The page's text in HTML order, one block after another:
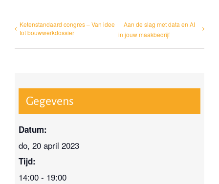
Ketenstandaard congres – Van idee
tot bouwwerkdossier
Aan de slag met data en AI
in jouw maakbedrijf
Gegevens
Datum:
do, 20 april 2023
Tijd:
14:00 - 19:00